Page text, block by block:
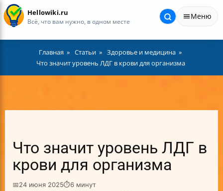
Hellowiki.ru
Всё, что вам нужно, в одном месте
Меню
Главная Статьи
Здоровье и медицина
Что значит уровень ЛДГ в крови для организма
Что значит уровень ЛДГ в
крови для организма
📅24 июня 2025⏱6 минут